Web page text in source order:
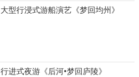
大型行浸式游船演艺《梦回均州》
行进式夜游《后河•梦回庐陵》